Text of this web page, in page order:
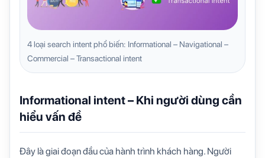
4 loại search intent phổ biến: Informational – Navigational –
Commercial – Transactional intent
Informational intent – Khi người dùng cần
hiểu vấn đề
Đây là giai đoạn đầu của hành trình khách hàng. Người